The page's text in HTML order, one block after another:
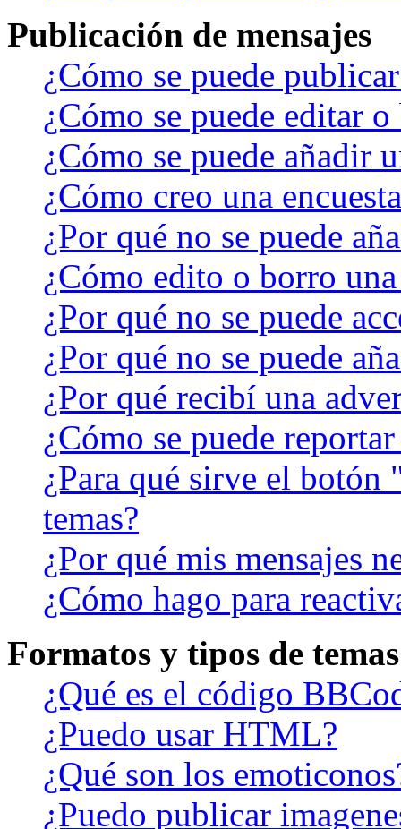
Publicación de mensajes
¿Cómo se puede
¿Cómo se puede editar
¿Cómo se puede añadir
¿Cómo creo una
¿Por qué no se puede
¿Cómo edito o borro una
¿Por qué no se puede
¿Por qué no se puede
¿Por qué recibí una
¿Cómo se puede
¿Para qué sirve el
temas?
¿Por qué mis mensajes
¿Cómo hago para
Formatos y tipos de temas
¿Qué es el código
¿Puedo usar HTML?
¿Qué son los
¿Puedo publicar